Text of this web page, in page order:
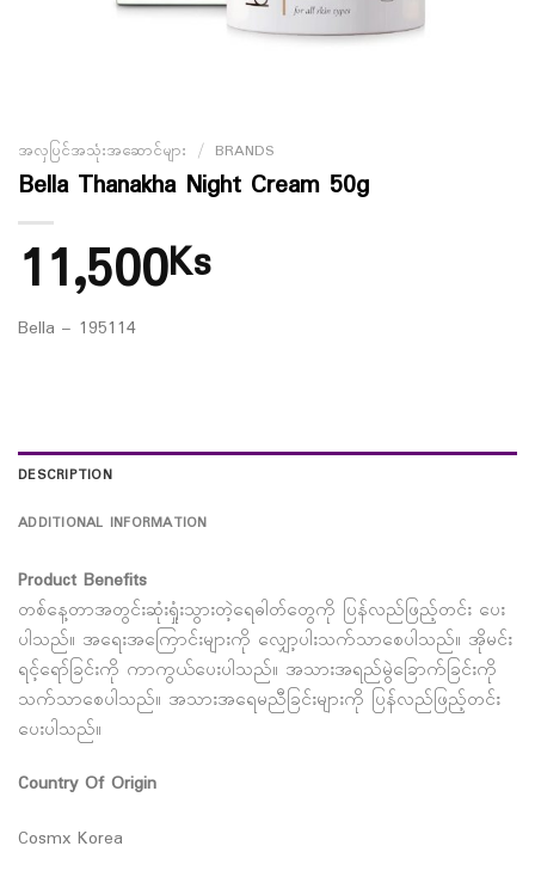
အလှပြင်အသုံးအဆောင်များ / BRANDS
Bella Thanakha Night Cream 50g
11,500Ks
Bella – 195114
DESCRIPTION
ADDITIONAL INFORMATION
Product Benefits
တစ်နေ့တာအတွင်းဆုံးရှုံးသွားတဲ့ရေဓါတ်တွေကို ပြန်လည်ဖြည့်တင်း ပေး
ပါသည်။ အရေးအကြောင်းများကို လျှော့ပါးသက်သာစေပါသည်။ အိုမင်း
ရင့်ရော်ခြင်းကို ကာကွယ်ပေးပါသည်။ အသားအရည်မွဲခြောက်ခြင်းကို
သက်သာစေပါသည်။ အသားအရေမညီခြင်းများကို ပြန်လည်ဖြည့်တင်း
ပေးပါသည်။
Country Of Origin
Cosmx Korea